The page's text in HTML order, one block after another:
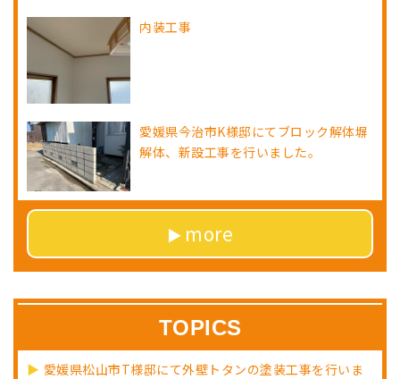
内装工事
愛媛県今治市K様邸にてブロック解体塀
解体、新設工事を行いました。
more
TOPICS
愛媛県松山市T様邸にて外壁トタンの塗装工事を行いま